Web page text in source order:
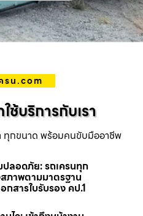
รน.com
ช้บริการกับเรา
ทุกขนาด พร้อมคนขับมืออาชีพ
ปลอดภัย: รถเครนทุก
ภาพตามมาตรฐาน
กสารใบรับรอง คป.1